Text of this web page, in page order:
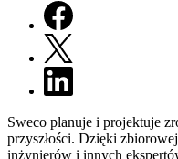
Sweco planuje i projektuje
przyszłości. Dzięki
inżynierów i innych